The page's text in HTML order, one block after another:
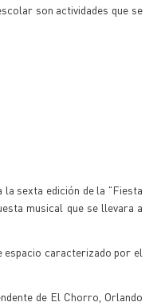
son actividades que se
sexta edición de la "Fiesta
musical que se llevara a
caracterizado por el
de El Chorro, Orlando